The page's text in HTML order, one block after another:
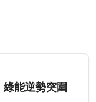
能逆勢突圍